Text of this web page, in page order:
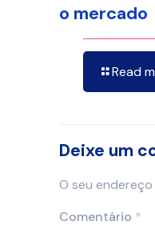
o mercado
Read
Deixe um
O seu
Comentário *